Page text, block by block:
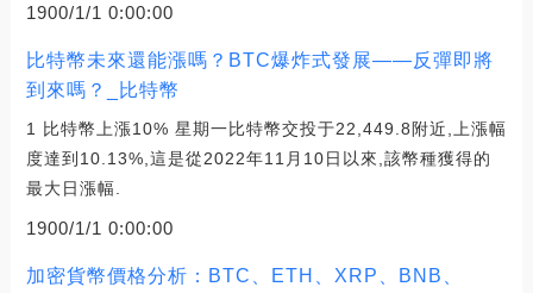
1900/1/1 0:00:00
比特幣未來還能漲嗎？BTC爆炸式發展——反彈即將
到來嗎？_比特幣
1 比特幣上漲10% 星期一比特幣交投于22,449.8附近,上漲幅
度達到10.13%,這是從2022年11月10日以來,該幣種獲得的
最大日漲幅.
1900/1/1 0:00:00
加密貨幣價格分析：BTC、ETH、XRP、BNB、